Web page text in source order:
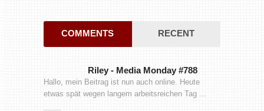
COMMENTS RECENT
Riley- Media Monday #788
Hallo, mein Beitrag ist nun auch online. Heute
etwas spät wegen langem arbeitsreichen Tag ...